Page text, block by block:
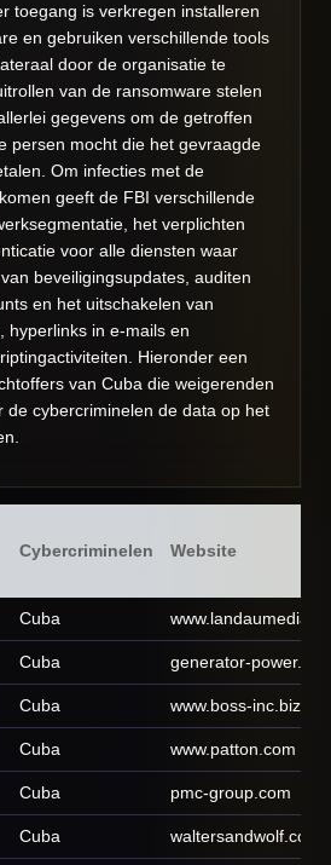
toegang is verkregen installeren
en gebruiken verschillende tools
door de organisatie te
van de ransomware stelen
gegevens om de getroffen
persen mocht die het gevraagde
Om infecties met de
geeft de FBI verschillende
het verplichten
voor alle diensten waar
beveiligingsupdates, auditen
en het uitschakelen van
hyperlinks in e-mails en
Hieronder een
van Cuba die weigerenden
de cybercriminelen de data op het
Cybercriminelen Website
Cuba
Cuba generator-
Cuba www.boss-inc.biz
Cuba www.patton.com
Cuba pmc-group.com
Cuba waltersandwolf.com